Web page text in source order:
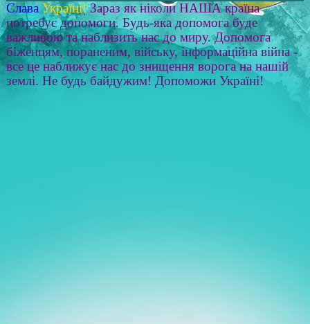
Слава Україні! Зараз як ніколи НАША країна
потребує допомоги. Будь-яка допомога буде
важливою та наблизить нас до миру. Допомога
біженцям, пораненим, війську, інформаційна війна -
все це наближує нас до знищення ворога на нашій
землі. Не будь байдужим! Допоможи Україні!